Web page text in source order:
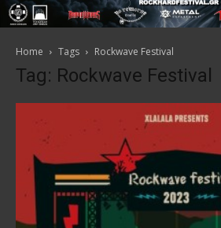
Home Tags Rockwave Festival
Tag: Rockwave Festival